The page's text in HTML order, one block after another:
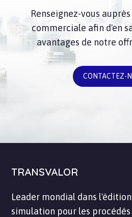
Renseignez-vous
commerciale afin d'en
avantages de notre
CONTACTEZ-
TRANSVALOR
Leader mondial dans
simulation pour les